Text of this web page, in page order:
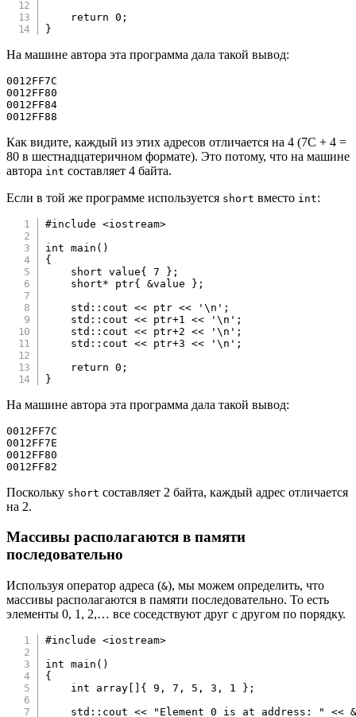
return
0 ;
}
На машине автора эта программа дала такой вывод:
0012FF7C
0012FF80
0012FF84
0012FF88
Как видите, каждый из этих адресов отличается на 4 (7C + 4 =
80 в шестнадцатеричном формате). Это потому, что на машине
автора int составляет 4 байта.
Если в той же программе используется short вместо int:
#include
<iostream>
int
main ( )
{
short value{ 7 } ;
short* ptr{ &value } ;
    std
:: cout << ptr << '\n' ;
    std
:: cout << ptr+1 << '\n' ;
    std
:: cout << ptr+2 << '\n' ;
    std
:: cout << ptr+3 << '\n' ;
return
0 ;
}
На машине автора эта программа дала такой вывод:
0012FF7C
0012FF7E
0012FF80
0012FF82
Поскольку short составляет 2 байта, каждый адрес отличается
на 2.
Массивы располагаются в памяти
последовательно
Используя оператор адреса (&), мы можем определить, что
массивы располагаются в памяти последовательно. То есть
элементы 0, 1, 2,… все соседствуют друг с другом по порядку.
#include
<iostream>
int
main ( )
{
int array { 9 , 7 , 5 , 3 , 1 } ;
    std
:: cout << "Element 0 is at address: " <<